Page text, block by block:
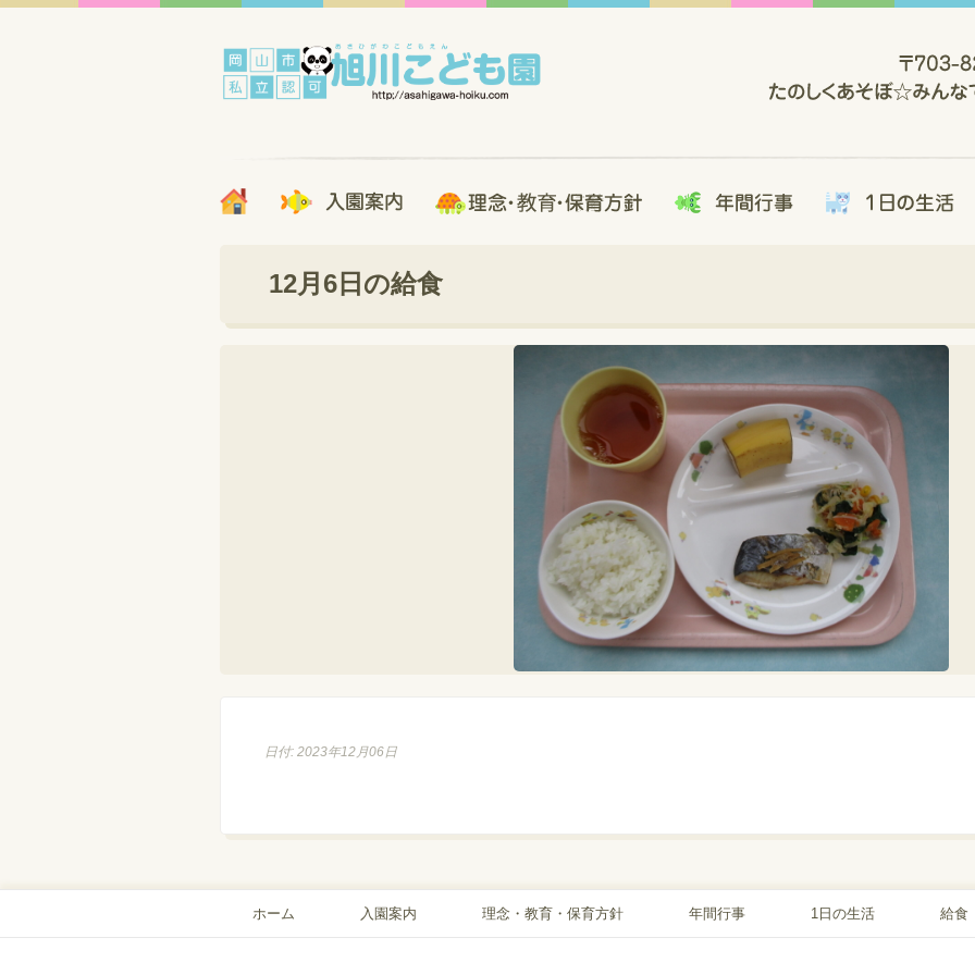
12月6日の給食
日付: 2023年12月06日
ホーム 入園案内 理念・教育・保育方針 年間行事 1日の生活 給食